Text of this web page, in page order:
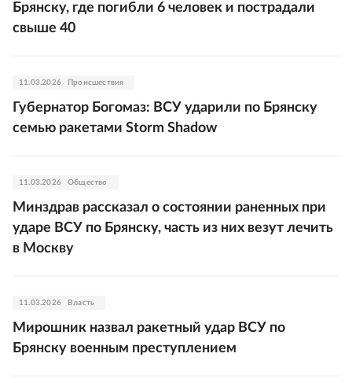
Брянску, где погибли 6 человек и пострадали
свыше 40
11.03.2026 Происшествия
Губернатор Богомаз: ВСУ ударили по Брянску
семью ракетами Storm Shadow
11.03.2026 Общество
Минздрав рассказал о состоянии раненных при
ударе ВСУ по Брянску, часть из них везут лечить
в Москву
11.03.2026 Власть
Мирошник назвал ракетный удар ВСУ по
Брянску военным преступлением